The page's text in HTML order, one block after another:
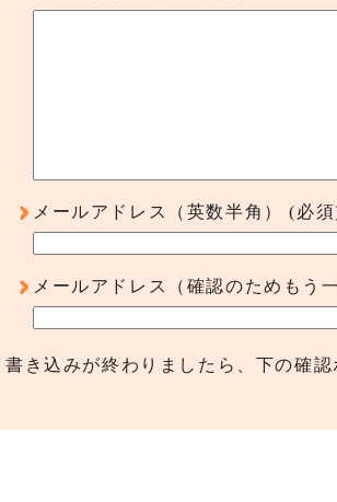
メールアドレス（英数半角） (必須
メールアドレス（確認のためもう
書き込みが終わりましたら、下の確